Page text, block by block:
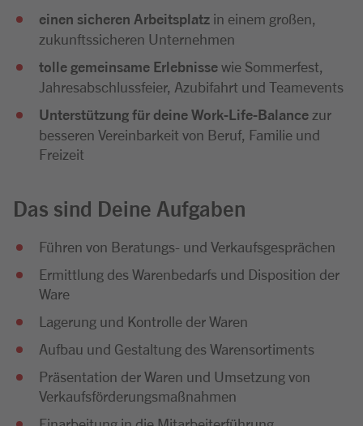
einen sicheren Arbeitsplatz in einem großen,
zukunftssicheren Unternehmen
tolle gemeinsame Erlebnissewie Sommerfest,
Jahresabschlussfeier, Azubifahrt und Teamevents
Unterstützung für deine Work-Life-Balance zur
besseren Vereinbarkeit von Beruf, Familie und
Freizeit
Das sind Deine Aufgaben
Führen von Beratungs- und Verkaufsgesprächen
Ermittlung des Warenbedarfs und Disposition der
Ware
Lagerung und Kontrolle der Waren
Aufbau und Gestaltung des Warensortiments
Präsentation der Waren und Umsetzung von
Verkaufsförderungsmaßnahmen